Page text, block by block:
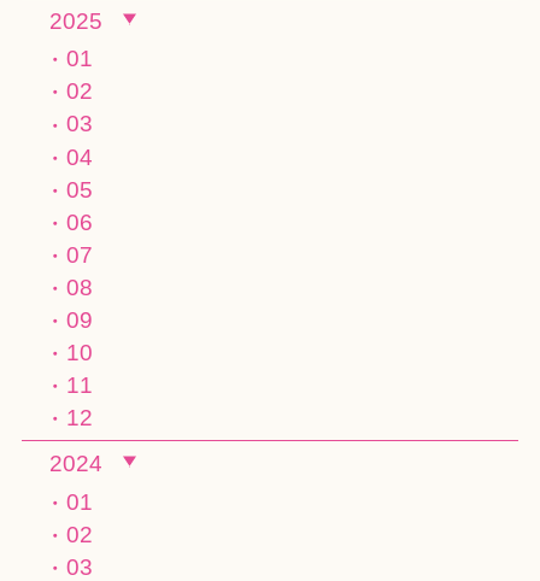
2025
01
02
03
04
05
06
07
08
09
10
11
12
2024
01
02
03